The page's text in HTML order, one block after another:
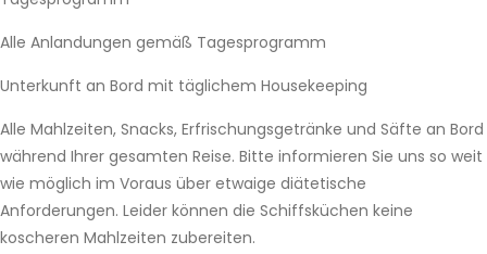
Alle Anlandungen gemäß Tagesprogramm
Unterkunft an Bord mit täglichem Housekeeping
Alle Mahlzeiten, Snacks, Erfrischungsgetränke und Säfte an Bord
während Ihrer gesamten Reise. Bitte informieren Sie uns so weit
wie möglich im Voraus über etwaige diätetische
Anforderungen. Leider können die Schiffsküchen keine
koscheren Mahlzeiten zubereiten.